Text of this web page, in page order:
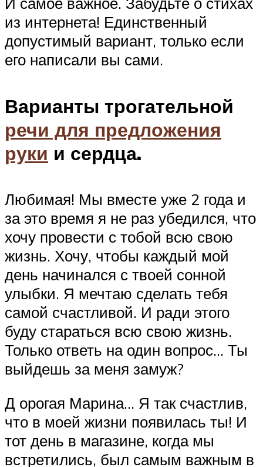
из интернета! Единственный
допустимый вариант, только если
его написали вы сами.
Варианты трогательной
речи для предложения
руки и сердца.
Любимая! Мы вместе уже 2 года и
за это время я не раз убедился, что
хочу провести с тобой всю свою
жизнь. Хочу, чтобы каждый мой
день начинался с твоей сонной
улыбки. Я мечтаю сделать тебя
самой счастливой. И ради этого
буду стараться всю свою жизнь.
Только ответь на один вопрос… Ты
выйдешь за меня замуж?
Д орогая Марина… Я так счастлив,
что в моей жизни появилась ты! И
тот день в магазине, когда мы
встретились, был самым важным в